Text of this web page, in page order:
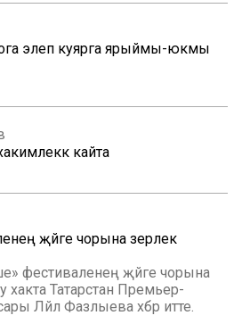
элеп куярга ярыймы-юкмы
кайта
җәйге чорына әзерлек
фестиваленең җәйге чорына
хакта Татарстан Премьер-
Ләйлә Фазлыева хәбәр итте.